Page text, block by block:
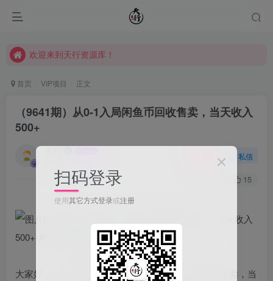
欢迎来到天行资源库！
首页 VIP项目 正文
（9641期）从0-1入局闲鱼币回收售卖，当天收入
500+
私信
15
大家好，今天带来的项目是《从0-1入局闲鱼币回收售卖，当
扫码登录
使用其它方式登录或注册